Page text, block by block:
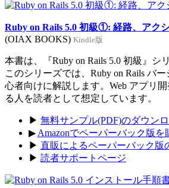
Ruby on Rails 5.0 初級①: 経路、アク
(OIAX BOOKS) Kindle版
本書は、『Ruby on Rails 5.0 初級』シ
このシリーズでは、Ruby on Rails バ
心者向けに解説します。Web アプリ
る人を読者として想定しています。
▶ 無料サンプル(PDF)のダウン
▶ Amazonでペーパーバック版を
▶ 直販によるペーパーバック版
▶ 読者サポートページ